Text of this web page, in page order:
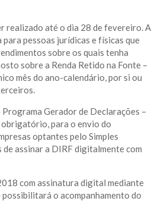
realizado até o dia 28 de fevereiro. A
pessoas jurídicas e físicas que
sobre os quais tenha
sobre a Renda Retido na Fonte –
mês do ano-calendário, por si ou
Gerador de Declarações –
para o envio do
optantes pelo Simples
assinar a DIRF digitalmente com
com assinatura digital mediante
o acompanhamento do